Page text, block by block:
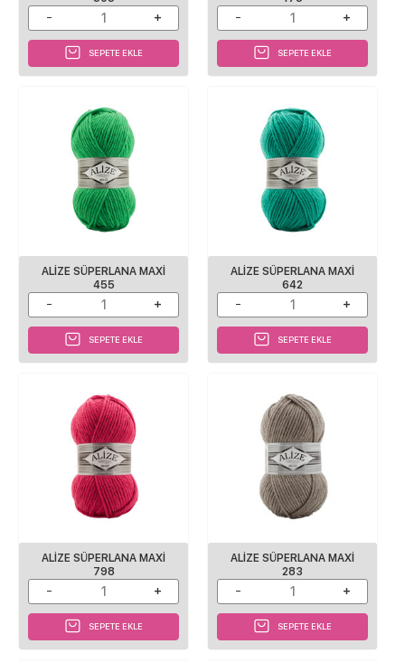
SEPETE EKLE SEPETE EKLE
ALIZE SÜPERLANA MAXI
455
SEPETE EKLE
ALIZE SÜPERLANA MAXI
642
SEPETE EKLE
ALIZE SÜPERLANA MAXI
798
SEPETE EKLE
ALIZE SÜPERLANA MAXI
283
SEPETE EKLE